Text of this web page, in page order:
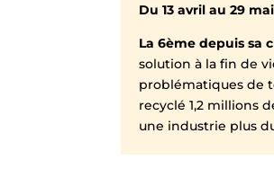
Du 13 avril au 29
La 6ème depuis sa
solution à la fin de
problématiques de
recyclé 1,2 millions
une industrie plus